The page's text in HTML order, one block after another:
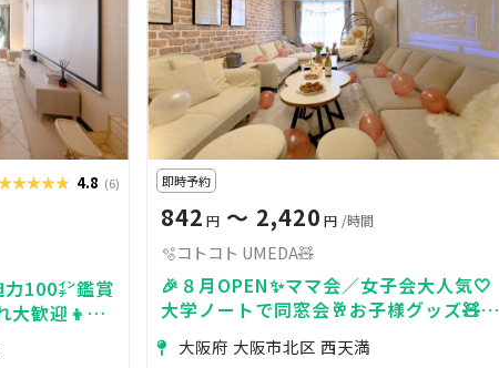
4.8 (6)
100㌅鑑賞
大歓迎👦ふ
ースデー🎂
即時予約
842 円 〜 2,420 円 /時間
🫧コトコト UMEDA🧸
🎉８月OPEN✨ママ会／女子会大人気🤍
大学ノートで同窓会🥂お子様グッズ🧸映
えるハンギングチェア📸大迫力100㌅鑑
賞会／Switch🎮
大阪府 大阪市北区 西天満